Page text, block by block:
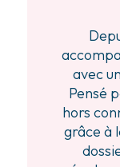
avec
Pensé
hors
grâce à